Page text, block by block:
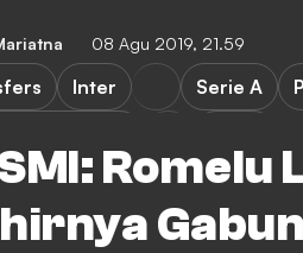
08 Agu 2019, 21.59
Romelu
Inter Serie A